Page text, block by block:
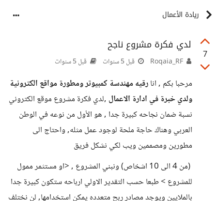
ريادة الأعمال
7
لدي فكرة مشروع ناجح
قبل 5 سنوات قبل 5 سنوات
مرحبا بكم , انارقيه مهندسة كمبيوتر ومطورة مواقع الكترونية
ولدي خبرة في ادارة الاعمال ,لدي فكرة مشروع موقع الكتروني
نسبة ضمان نجاحه كبيرة جدا , هو الأول من نوعه في الوطن
العربي وهناك حاجة ملحة لوجود عمل مثله, واحتاج الى
مطورين ومصممين ويب لكي نشكل فريق
(من 4 الى 10 اشخاص) ونبني المشروع , <او مستثمر ممول
للمشروع > طبعا حسب التقدير الاولي ارباحه ستكون كبيرة جدا
بالملايين ويوجد مصادر ربح متعدده يمكن استخدامها, لن نختلف